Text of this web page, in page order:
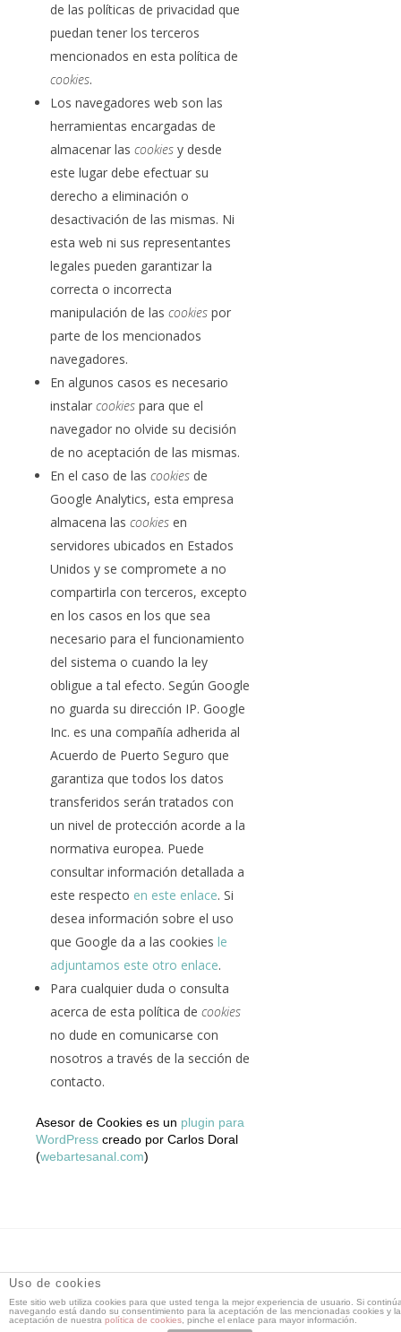
de las políticas de privacidad que
puedan tener los terceros
mencionados en esta política de
cookies.
Los navegadores web son las
herramientas encargadas de
almacenar las cookies y desde
este lugar debe efectuar su
derecho a eliminación o
desactivación de las mismas. Ni
esta web ni sus representantes
legales pueden garantizar la
correcta o incorrecta
manipulación de las cookies por
parte de los mencionados
navegadores.
En algunos casos es necesario
instalar cookies para que el
navegador no olvide su decisión
de no aceptación de las mismas.
En el caso de las cookies de
Google Analytics, esta empresa
almacena las cookies en
servidores ubicados en Estados
Unidos y se compromete a no
compartirla con terceros, excepto
en los casos en los que sea
necesario para el funcionamiento
del sistema o cuando la ley
obligue a tal efecto. Según Google
no guarda su dirección IP. Google
Inc. es una compañía adherida al
Acuerdo de Puerto Seguro que
garantiza que todos los datos
transferidos serán tratados con
un nivel de protección acorde a la
normativa europea. Puede
consultar información detallada a
este respecto en este enlace. Si
desea información sobre el uso
que Google da a las cookies le
adjuntamos este otro enlace.
Para cualquier duda o consulta
acerca de esta política de cookies
no dude en comunicarse con
nosotros a través de la sección de
contacto.
Asesor de Cookies es un plugin para
WordPress creado por Carlos Doral
(webartesanal.com)
DT Espacio Escénico- Calle de la Reina, 9 28004 Madrid -
dtespacioescenico@dtespacioescenico.com
Uso de cookies
Este sitio web utiliza cookies para que usted tenga la mejor experiencia de usuario. Si
navegando está dando su consentimiento para la aceptación de las mencionadas cookies y la
aceptación de nuestra política de cookies , pinche el enlace para mayor información.